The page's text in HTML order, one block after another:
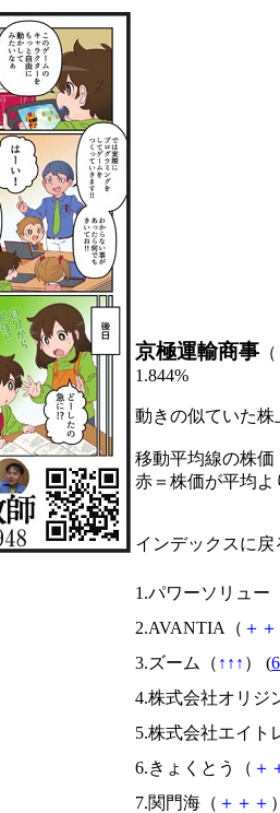
京極運輸商事 （
1.844%
動きの似ていた
移動平均線の株価
赤＝株価が平均
インデックスに戻
1.パワーソリュー
2.AVANTIA（ ＋ ＋
3.ズーム（ ↑ ↑ ↑ ） (
4.株式会社オリジ
5.株式会社エイト
6.きょくとう（ ＋
7.関門海（ ＋ ＋ ＋